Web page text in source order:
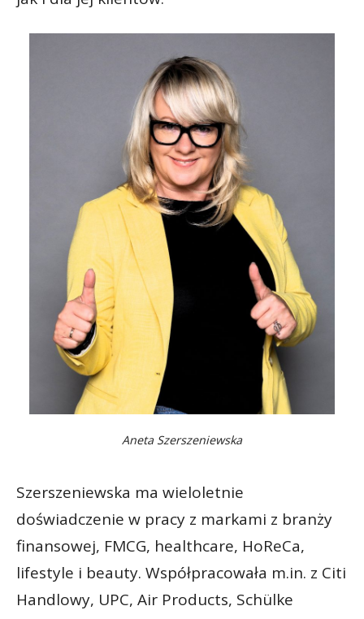
Aneta Szerszeniewska
Szerszeniewska ma wieloletnie
doświadczenie w pracy z markami z branży
finansowej, FMCG, healthcare, HoReCa,
lifestyle i beauty. Współpracowała m.in. z Citi
Handlowy, UPC, Air Products, Schülke